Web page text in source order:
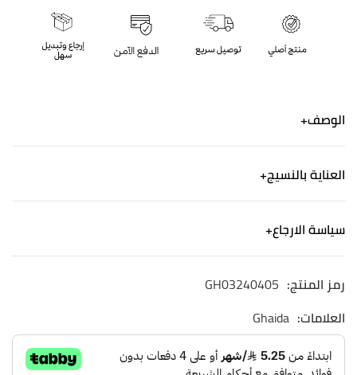
الوصف
مريح وناعم
طريقة العناية: يغسل بالماء الفاتر
العناية بالنسيج
غسيل آلي لطيف. استخدم منظفًا خفيفًا وجففه في الظل.
سياسة الارجاع
نشحن لجميع أنحاء المملكة العربية السعودية
التوصيل خلال ٢-٤ ايام
الاسترجاع والاستبدال
الاستبدال والاسترجاع مجاني
رمز المنتج: GH03240405
العلامات: Ghaida